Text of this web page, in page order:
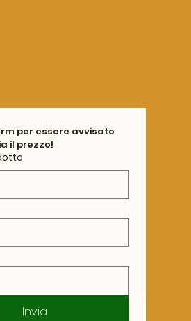
per essere avvisato
il prezzo!
Invia